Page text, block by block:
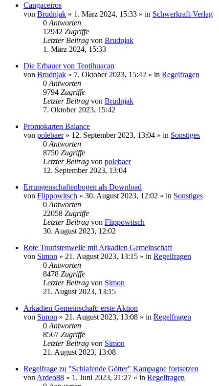
Cangaceiros
von Brudnjak » 1. März 2024, 15:33 » in Schwerkraft-Verlag
0 Antworten
12942 Zugriffe
Letzter Beitrag von Brudnjak
1. März 2024, 15:33
Die Erbauer von Teotihuacan
von Brudnjak » 7. Oktober 2023, 15:42 » in Regelfragen
0 Antworten
9794 Zugriffe
Letzter Beitrag von Brudnjak
7. Oktober 2023, 15:42
Promokarten Balance
von polebaer» 12. September 2023, 13:04 » in Sonstiges
0 Antworten
8750 Zugriffe
Letzter Beitrag von polebaer
12. September 2023, 13:04
Errungenschaftenbogen als Download
von Flippowitsch » 30. August 2023, 12:02 » in Sonstiges
0 Antworten
22058 Zugriffe
Letzter Beitrag von Flippowitsch
30. August 2023, 12:02
Rote Touristenwelle mit Arkadien Gemeinschaft
von Simon » 21. August 2023, 13:15 » in Regelfragen
0 Antworten
8478 Zugriffe
Letzter Beitrag von Simon
21. August 2023, 13:15
Arkadien Gemeinschaft: erste Aktion
von Simon » 21. August 2023, 13:08 » in Regelfragen
0 Antworten
8567 Zugriffe
Letzter Beitrag von Simon
21. August 2023, 13:08
Regelfrage zu "Schlafende Götter" Kampagne fortsetzen
von Ardeo88 » 1. Juni 2023, 21:27 » in Regelfragen